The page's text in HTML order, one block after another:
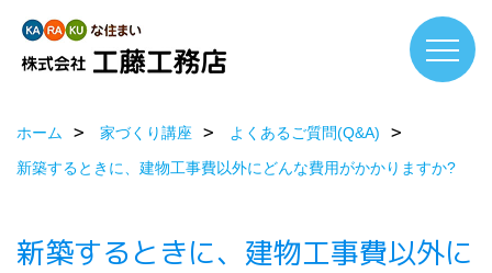
ホーム 家づくり講座
よくあるご質問(Q&A)
新築するときに、建物工事費以外にどんな費用がかかりますか?
新築するときに、建物工事費以外に